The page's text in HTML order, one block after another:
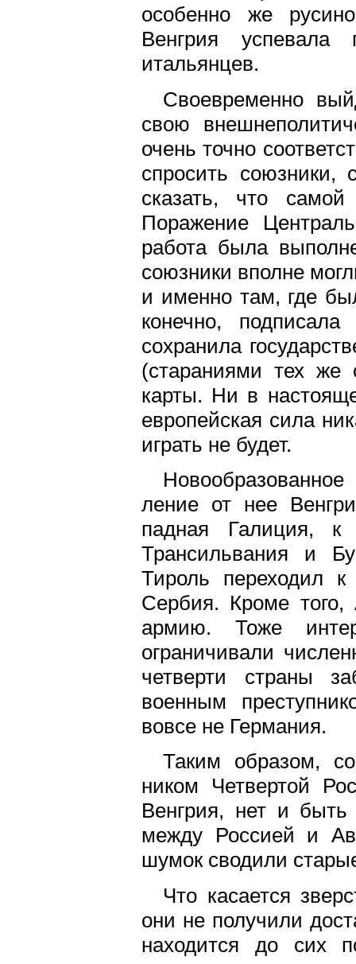
особенно же
Венгрия
итальянцев.
Своевременно
свою
очень точно
спросить
сказать, что
Поражение
работа была
союзники вполне
и именно там, где
конечно,
сохранила
(стараниями тех же
карты. Ни в
европейская сила
играть не будет.
ление от нее
падная Галиция, к
Трансильвания и
Тироль переходил
Сербия. Кроме того,
армию. Тоже
ограничивали
четверти страны
военным
вовсе не Германия.
Таким образом,
ником Четвертой
Венгрия, нет и
между Россией и
шумок сводили
Что касается
они не получили
находится до сих